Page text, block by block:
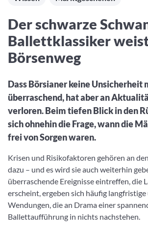
Fondswissen
Alles, was Sie zu Fonds und ETFs
investieren Sie richtig
Aktuelle Rankings und Beiträge zu
2. Fonds auswählen
Übersichtlich bis zu 10 Fonds aus
Watchlist
Hier sind Ihre gemerkten Produkte
Preis-/Performance-Alarme
3. Investieren
Portfolios
Eigene Portfolios und jene, denen
Finanzdienstleister
Informationen und Beiträge unserer
Finanzdienstleister
Community-Partner
Informationen und Beiträge unserer
Webinar verpasst? Hier gibt es
Der schwarze
Ballettklassiker
Börsenweg
Dass Börsianer keine Unsicherheit
überraschend, hat aber an
verloren. Beim tiefen Blick in den
sich ohnehin die Frage, wann die
frei von Sorgen waren.
Krisen und Risikofaktoren gehören an
dazu – und es wird sie auch weiterhin
überraschende Ereignisse eintreffen, die
erscheint, ergeben sich häufig
Wendungen, die an Drama einer
Ballettaufführung in nichts nachstehen.